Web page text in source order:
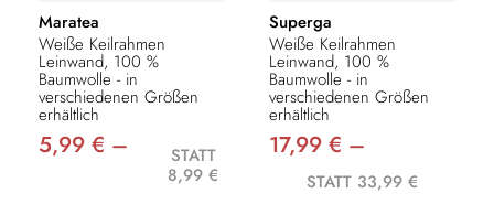
Maratea
Weiße Keilrahmen
Leinwand, 100 %
Baumwolle - in
verschiedenen Größen
erhältlich
5,99 € –
STATT
8,99 €
Superga
Weiße Keilrahmen
Leinwand, 100 %
Baumwolle - in
verschiedenen Größen
erhältlich
17,99 € –
STATT 33,99 €